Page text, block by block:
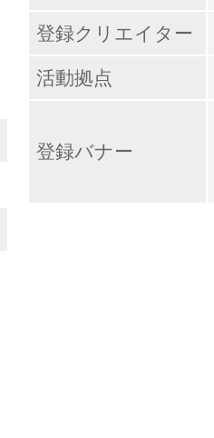
登録クリエイター
活動拠点
登録バナー